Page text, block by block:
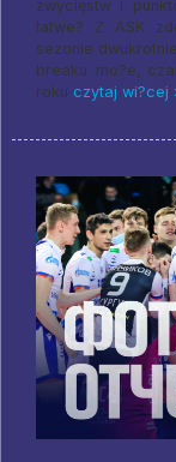
zwycięstw i
łatwe? Z ASK
sezonie
breaku. mo?e,
roku czytaj wi?cej